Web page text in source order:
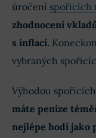
úročení spořicích
zhodnocení
s inflací.
vybraných
Výhodou
máte peníze
nejlépe hodí jako